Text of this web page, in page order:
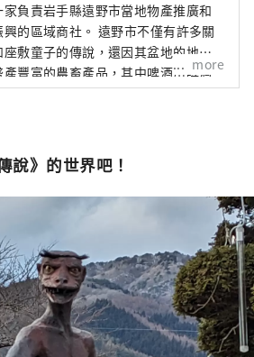
負責岩手縣遠野市當地物產推廣和
的區域商社。 遠野市不僅有許多關
敷童子的傳說，還因其盆地的地理
產豐富的農畜產品，其中啤酒用啤酒
位居日本第一。我很自豪。 透過將遠
興該地區。
more
說》的世界吧！